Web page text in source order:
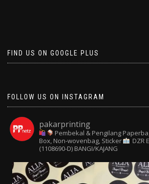
FIND US ON GOOGLE PLUS
FOLLOW US ON INSTAGRAM
pakarprinting
Pembekal & Pengilang
Box, Non-wovenbag, Sticker
DZR
(1108690-D) BANGI/KAJANG